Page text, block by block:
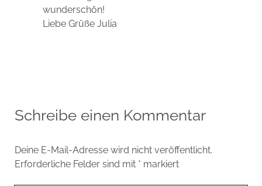
wunderschön!
Liebe Grüße Julia
Schreibe einen Kommentar
Deine E-Mail-Adresse wird nicht veröffentlicht.
Erforderliche Felder sind mit * markiert